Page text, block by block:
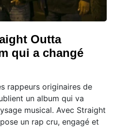
Outta
qui a changé
rappeurs originaires de
un album qui va
musical. Avec Straight
un rap cru, engagé et